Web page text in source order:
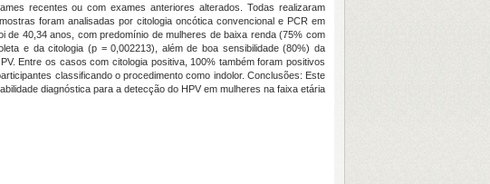
recentes ou com exames anteriores alterados. Todas realizaram
foram analisadas por citologia oncótica convencional e PCR em
40,34 anos, com predomínio de mulheres de baixa renda (75% com
e da citologia (p = 0,002213), além de boa sensibilidade (80%) da
Entre os casos com citologia positiva, 100% também foram positivos
classificando o procedimento como indolor. Conclusões: Este
diagnóstica para a detecção do HPV em mulheres na faixa etária